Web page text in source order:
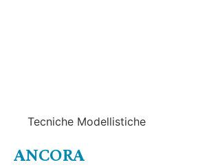
Tecniche Modellistiche
ANCORA